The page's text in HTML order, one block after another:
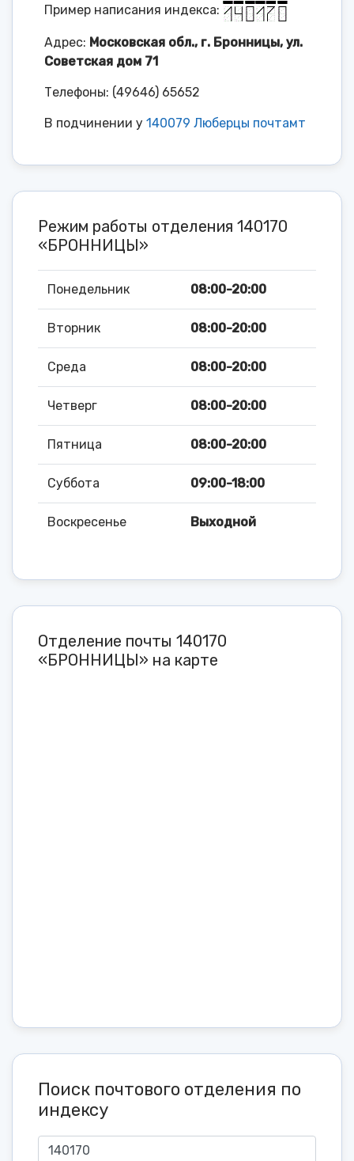
Пример написания индекса:
Адрес: Московская обл., г. Бронницы, ул.
Советская дом 71
Телефоны: (49646) 65652
В подчинении у 140079 Люберцы почтамт
Режим работы отделения 140170
«БРОННИЦЫ»
Понедельник 08:00-20:00
Вторник 08:00-20:00
Среда 08:00-20:00
Четверг 08:00-20:00
Пятница 08:00-20:00
Суббота 09:00-18:00
Воскресенье Выходной
Отделение почты 140170
«БРОННИЦЫ» на карте
Поиск почтового отделения по
индексу